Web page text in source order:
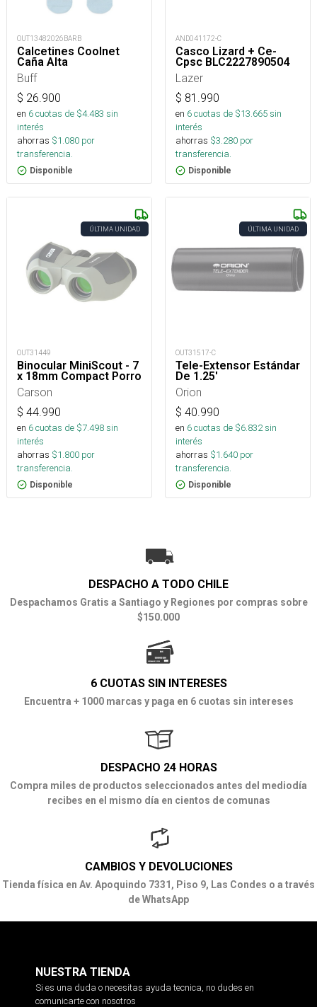
OUT13482026BARB
Calcetines Coolnet
Caña Alta
Buff
$ 26.900
en 6cuotas de $4.483 sin
interés
ahorras $1.080 por
transferencia.
Disponible
AND041172-C
Casco Lizard + Ce-
Cpsc BLC2227890504
Lazer
$ 81.990
en 6cuotas de $13.665sin
interés
ahorras $3.280 por
transferencia.
Disponible
ÚLTIMA UNIDAD
OUT31449
Binocular MiniScout - 7
x 18mm Compact Porro
Carson
$ 44.990
en 6cuotas de $7.498sin
interés
ahorras $1.800 por
transferencia.
Disponible
ÚLTIMA UNIDAD
OUT31517-C
Tele-Extensor Estándar
De 1.25'
Orion
$ 40.990
en 6cuotas de $6.832sin
interés
ahorras $1.640 por
transferencia.
Disponible
DESPACHO A TODO CHILE
Despachamos Gratis a Santiago y Regiones por compras sobre
$150.000
6 CUOTAS SIN INTERESES
Encuentra + 1000 marcas y paga en 6 cuotas sin intereses
DESPACHO 24 HORAS
Compra miles de productos seleccionados antes del mediodía
recibes en el mismo día en cientos de comunas
CAMBIOS Y DEVOLUCIONES
Tienda física en Av. Apoquindo 7331, Piso 9, Las Condes o a través
de WhatsApp
NUESTRA TIENDA
Si es una duda o necesitas ayuda tecnica, no dudes en
comunicarte con nosotros